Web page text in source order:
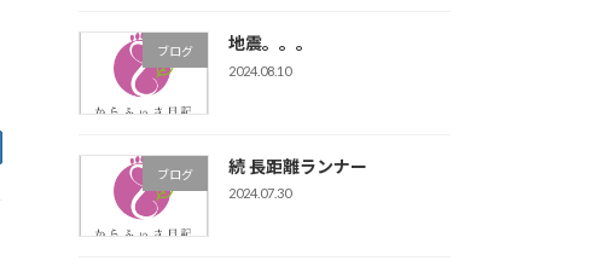
ブログ 地震。。。
2024.08.10
ブログ 続 長距離ランナー
2024.07.30